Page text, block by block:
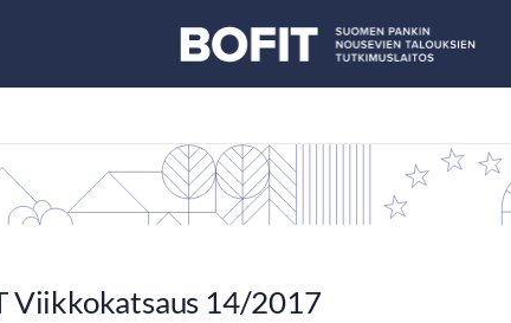
Viikkokatsaus 14/2017